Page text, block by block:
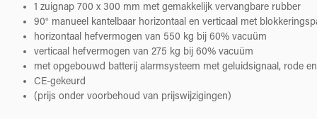
1 zuignap 700 x 300 mm met gemakkelijk vervangbare rubber
90° manueel kantelbaar horizontaal en verticaal met
horizontaal hefvermogen van 550 kg bij 60% vacuüm
verticaal hefvermogen van 275 kg bij 60% vacuüm
met opgebouwd batterij alarmsysteem met geluidsignaal, rode
CE-gekeurd
(prijs onder voorbehoud van prijswijzigingen)